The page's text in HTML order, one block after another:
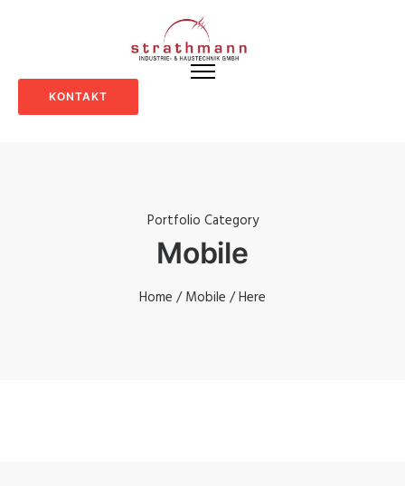
KONTAKT
Portfolio Category
Mobile
Home /Mobile / Here